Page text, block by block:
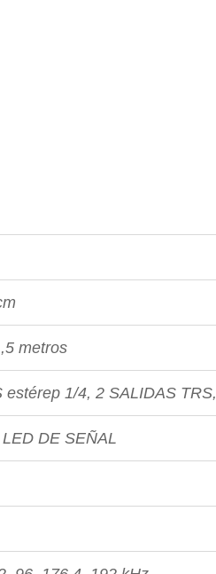
metros
estérep 1/4, 2 SALIDAS TRS,
DE SEÑAL